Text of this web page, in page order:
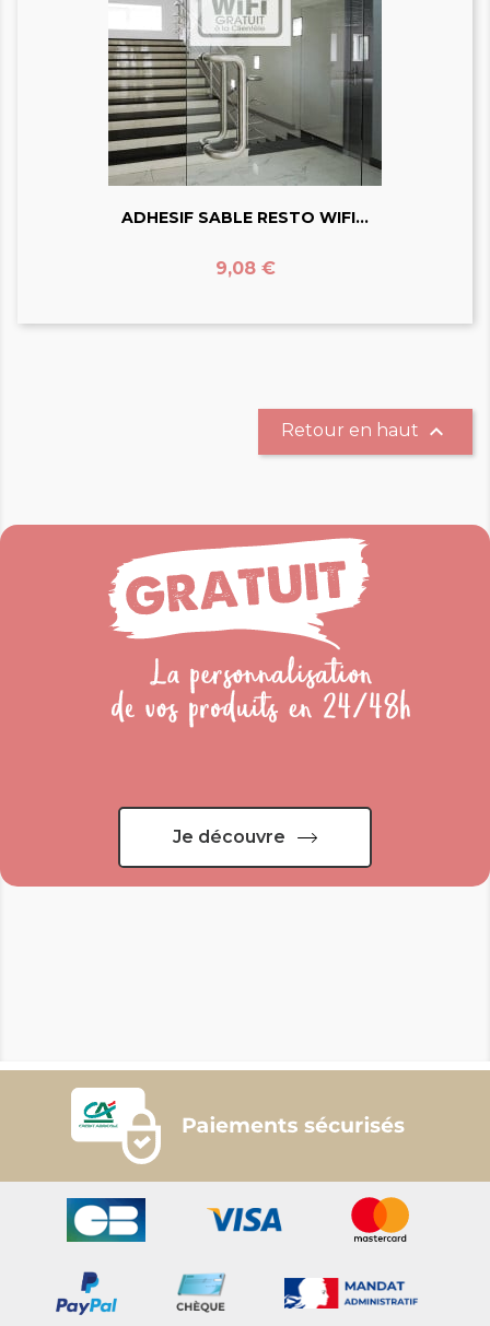
ADHESIF SABLE RESTO WIFI...
Prix
9,08 €
Retour en haut 
Je découvre